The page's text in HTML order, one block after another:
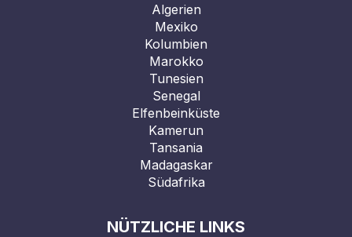
Algerien
Mexiko
Kolumbien
Marokko
Tunesien
Senegal
Elfenbeinküste
Kamerun
Tansania
Madagaskar
Südafrika
NÜTZLICHE LINKS